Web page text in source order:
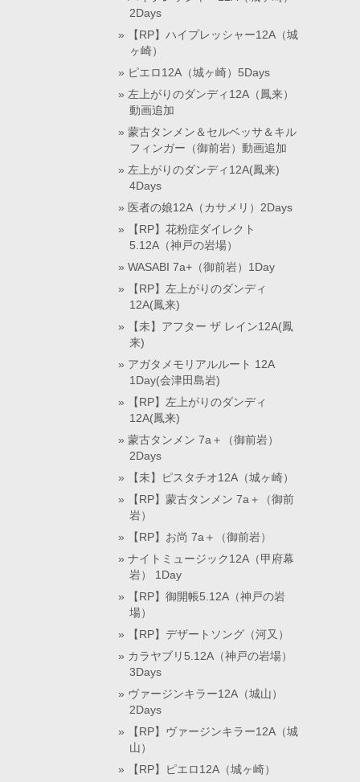
2Days
【RP】ハイプレッシャー12A（城
ヶ崎）
ピエロ12A（城ヶ崎）5Days
左上がりのダンディ12A（鳳来）
動画追加
蒙古タンメン＆セルベッサ＆キル
フィンガー（御前岩）動画追加
左上がりのダンディ12A(鳳来)
4Days
医者の娘12A（カサメリ）2Days
【RP】花粉症ダイレクト
5.12A（神戸の岩場）
WASABI 7a+（御前岩）1Day
【RP】左上がりのダンディ
12A(鳳来)
【未】アフター ザ レイン12A(鳳
来)
アガタメモリアルルート 12A
1Day(会津田島岩)
【RP】左上がりのダンディ
12A(鳳来)
蒙古タンメン 7a＋（御前岩）
2Days
【未】ピスタチオ12A（城ヶ崎）
【RP】蒙古タンメン 7a＋（御前
岩）
【RP】お尚 7a＋（御前岩）
ナイトミュージック12A（甲府幕
岩） 1Day
【RP】御開帳5.12A（神戸の岩
場）
【RP】デザートソング（河又）
カラヤブリ5.12A（神戸の岩場）
3Days
ヴァージンキラー12A（城山）
2Days
【RP】ヴァージンキラー12A（城
山）
【RP】ピエロ12A（城ヶ崎）